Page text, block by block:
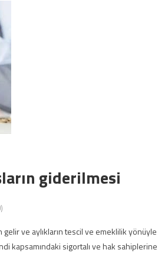
giderilmesi
ve aylıkların tescil ve emeklilik yönüyle
kapsamındaki sigortalı ve hak sahiplerine